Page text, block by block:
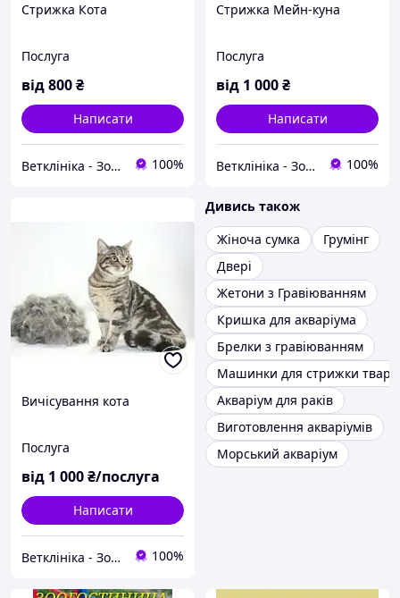
Стрижка Кота
Послуга
від800₴
Написати
Ветклініка - Зоомагазин - Грумінг - Зооготель ''OLVET'' 100%
Стрижка Мейн-куна
Послуга
від 1 000₴
Написати
Ветклініка - Зоомагазин - Грумінг - Зооготель ''OLVET'' 100%
Вичісування кота
Послуга
від 1 000₴/послуга
Написати
Ветклініка - Зоомагазин - Грумінг - Зооготель ''OLVET'' 100%
Дивись також
Жіноча сумка
Грумінг
Двері
Жетони з Гравіюванням
Кришка для акваріума
Брелки з гравіюванням
Машинки для стрижки
Акваріум для раків
Виготовлення акваріумів
Морський акваріум